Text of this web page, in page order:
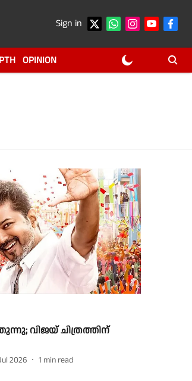
Sign in
OPINION
വിജയ് ചിത്രത്തിന്
2026 1 min read